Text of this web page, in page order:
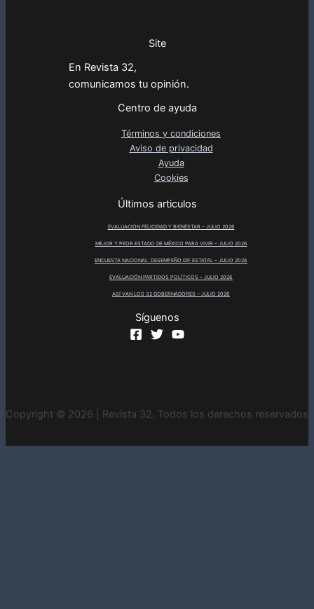
Site
En Revista 32,
comunicamos tu opinión.
Centro de ayuda
Términos y condiciones
Aviso de privacidad
Ayuda
Cookies
Últimos articulos
EVALUACIÓN FELICIDAD Y BIENESTAR – JULIO 2026
MEJOR Y PEOR ESTADO DE MÉXICO PARA VIVIR – JULIO 2026
ENCUESTA NACIONAL: DESEMPEÑO DIF ESTATAL – JULIO 2026
EVALUACIÓN PARTIDOS POLÍTICOS – JULIO 2026
ASÍ VAN LOS 32 GOBERNADORES – JULIO 2026
Síguenos
Copyright © 2026 | Revista 32. Todos los derechos reservados